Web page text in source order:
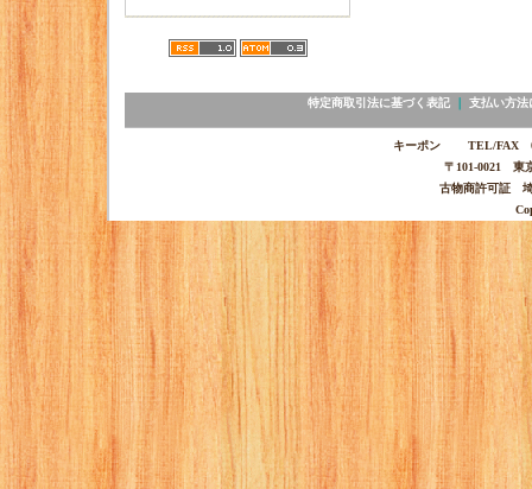
特定商取引法に基づく表記｜ 支払い方法
キーポン TEL/FAX
〒101-0021 東
古物商許可証